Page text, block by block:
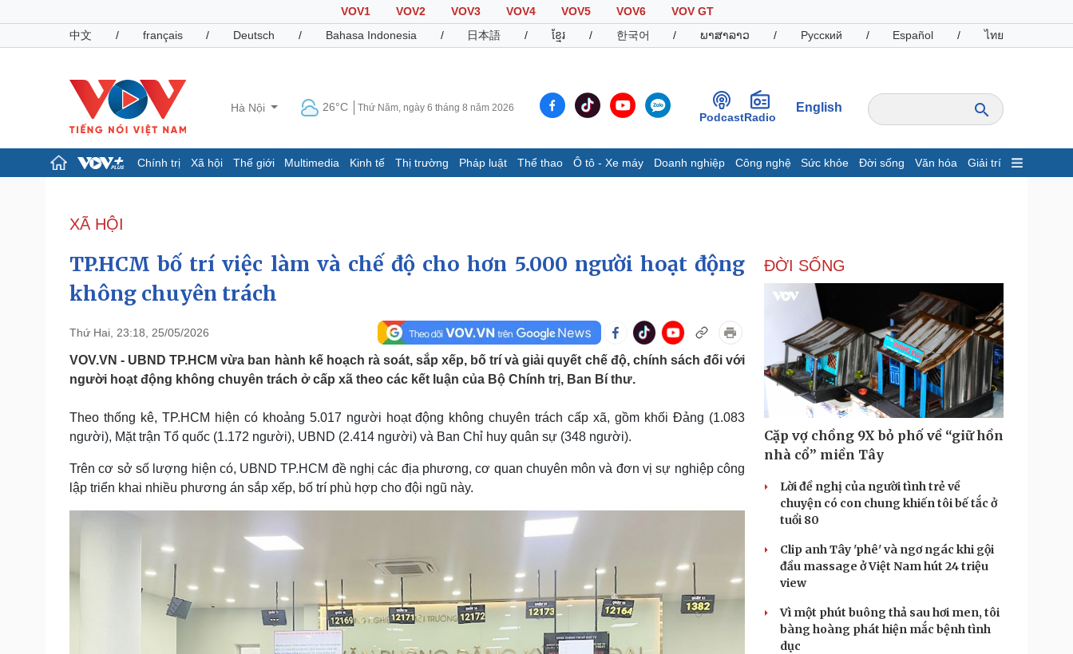
VOV1 VOV2 VOV3 VOV4 VOV5 VOV6
VOV GT
中文
/ français / Deutsch / Bahasa Indonesia / 日本語 / ខ្មែរ / 한국어 / ພາສາລາວ / Русский / Español / ไทย
Hà Nội 26°C Thứ Năm, ngày 6 tháng 8 năm 2026
PodcastRadio
English
Chính trị Xã hội Thế giới Multimedia Kinh tế Thị trường Pháp luật Thể thao Ô tô - Xe máy Doanh nghiệp Công nghệ Sức khỏe Đời sống Văn hóa Giải trí
Đảng
Tổ chức nhân sự
Nhận diện sự thật
Dấu ấn VOV
Việc làm
Biển đảo
Infographic
Giá cà phê
Pháp luật
Tin nóng
Tư vấn luật
Việt Nam
Phân tích
Thể thao
Lịch thi đấu bóng đá
Thế giới thể thao
Hậu trường
Ô tô - Xe máy
Xe máy
Tư vấn
Doanh nghiệp
Thông tin doanh nghiệp
Doanh nghiệp 24h
Doanh nhân
Công nghệ
Sành điệu
Tin Công nghệ
Trải nghiệm
Chuyển đổi số
Sức khỏe
Dinh dưỡng - món ngon
Cây thuốc
Sản phụ khoa
Làm đẹp - giảm cân
Đời sống
Nhà đẹp
Blog
Tình yêu - Gia đình
Văn hóa
Sân khấu - Điện ảnh
Văn học
Âm nhạc
Giải trí
Nghệ sĩ
Tư vấn
Podcast
Câu chuyện thời sự
Đọc truyện đêm khuya
Cửa sổ tình yêu
XÃ HỘI
TP.HCM bố trí việc làm và chế độ cho hơn 5.000 người hoạt động
không chuyên trách
Thứ Hai, 23:18, 25/05/2026
VOV.VN - UBND TP.HCM vừa ban hành kế hoạch rà soát, sắp xếp, bố trí và giải quyết chế độ, chính sách đối với
người hoạt động không chuyên trách ở cấp xã theo các kết luận của Bộ Chính trị, Ban Bí thư.
Theo thống kê, TP.HCM hiện có khoảng 5.017 người hoạt động không chuyên trách cấp xã, gồm khối Đảng (1.083
người), Mặt trận Tổ quốc (1.172 người), UBND (2.414 người) và Ban Chỉ huy quân sự (348 người).
Trên cơ sở số lượng hiện có, UBND TP.HCM đề nghị các địa phương, cơ quan chuyên môn và đơn vị sự nghiệp công
lập triển khai nhiều phương án sắp xếp, bố trí phù hợp cho đội ngũ này.
ĐỜI SỐNG
Cặp vợ chồng 9X bỏ phố về “giữ hồn
nhà cổ” miền Tây
Lời đề nghị của người tình trẻ về
chuyện có con chung khiến tôi bế tắc ở
tuổi 80
Clip anh Tây 'phê' và ngơ ngác khi gội
đầu massage ở Việt Nam hút 24 triệu
view
Vì một phút buông thả sau hơi men, tôi
bàng hoàng phát hiện mắc bệnh tình
dục